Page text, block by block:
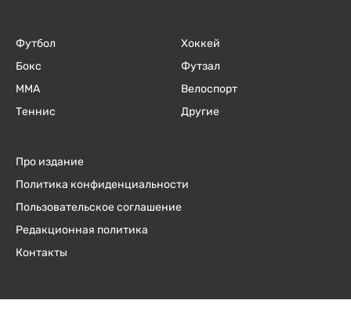
Футбол
Бокс
ММА
Теннис
Хоккей
Футзал
Велоспорт
Другие
Про издание
Политика конфиденциальности
Пользовательское соглашение
Редакционная политика
Контакты